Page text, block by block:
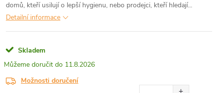
domů, kteří usilují o lepší hygienu, nebo prodejci, kteří hledají...
Detailní informace
Skladem
11.8.2026
Možnosti doručení